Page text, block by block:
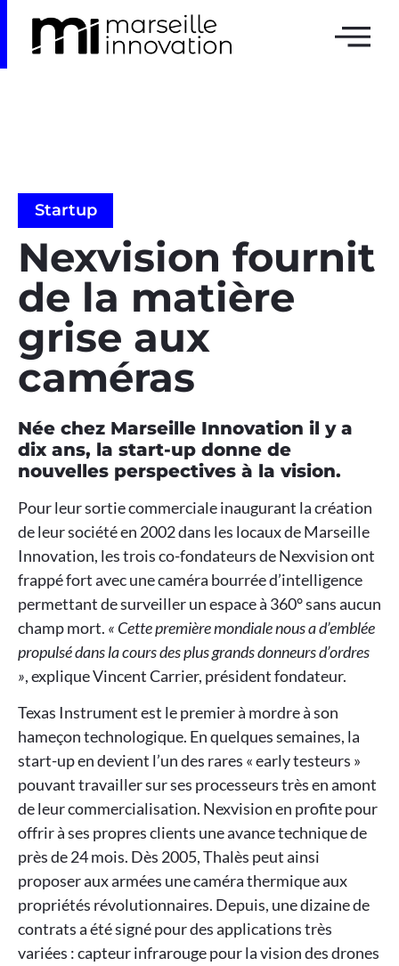
Startup
Nexvision fournit
de la matière
grise aux
caméras
Née chez Marseille Innovation il y a
dix ans, la start-up donne de
nouvelles perspectives à la vision.
Pour leur sortie commerciale inaugurant la création
de leur société en 2002 dans les locaux de Marseille
Innovation, les trois co-fondateurs de Nexvision ont
frappé fort avec une caméra bourrée d’intelligence
permettant de surveiller un espace à 360° sans aucun
champ mort. « Cette première mondiale nous a d’emblée
propulsé dans la cours des plus grands donneurs d’ordres
», explique Vincent Carrier, président fondateur.
Texas Instrument est le premier à mordre à son
hameçon technologique. En quelques semaines, la
start-up en devient l’un des rares « early testeurs »
pouvant travailler sur ses processeurs très en amont
de leur commercialisation. Nexvision en profite pour
offrir à ses propres clients une avance technique de
près de 24 mois. Dès 2005, Thalès peut ainsi
proposer aux armées une caméra thermique aux
propriétés révolutionnaires. Depuis, une dizaine de
contrats a été signé pour des applications très
variées : capteur infrarouge pour la vision des drones